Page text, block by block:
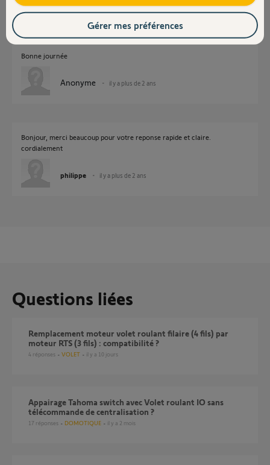
Voici un lien pour le changer; http://www.conseils-
store.com/index.php?store=bead_mess&a...
Bonne journée
Anonyme il y a plus de 2 ans
Bonjour, merci beaucoup pour votre reponse rapide et claire.
cordialement
philippe il y a plus de 2 ans
Questions liées
Remplacement moteur volet roulant filaire (4 fils) par
moteur RTS (3 fils) : compatibilité ?
4 réponses VOLET il y a 10 jours
Appairage Tahoma switch avec Volet roulant IO sans
télécommande de centralisation ?
17 réponses DOMOTIQUE il y a 2 mois
Gérer mes préférences